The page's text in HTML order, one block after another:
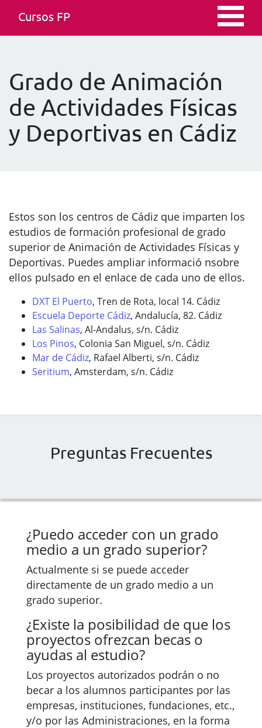
Cursos FP
Grado de Animación
de Actividades Físicas
y Deportivas en Cádiz
Estos son los centros de Cádiz que imparten los
estudios de formación profesional de grado
superior de Animación de Actividades Físicas y
Deportivas. Puedes ampliar informació nsobre
ellos pulsado en el enlace de cada uno de ellos.
DXT El Puerto, Tren de Rota, local 14. Cádiz
Escuela Deporte Cádiz, Andalucía, 82. Cádiz
Las Salinas, Al-Andalus, s/n. Cádiz
Los Pinos, Colonia San Miguel, s/n. Cádiz
Mar de Cádiz, Rafael Alberti, s/n. Cádiz
Seritium, Amsterdam, s/n. Cádiz
Preguntas Frecuentes
¿Puedo acceder con un grado
medio a un grado superior?
Actualmente si se puede acceder
directamente de un grado medio a un
grado superior.
¿Existe la posibilidad de que los
proyectos ofrezcan becas o
ayudas al estudio?
Los proyectos autorizados podrán o no
becar a los alumnos participantes por las
empresas, instituciones, fundaciones, etc.,
y/o por las Administraciones, en la forma